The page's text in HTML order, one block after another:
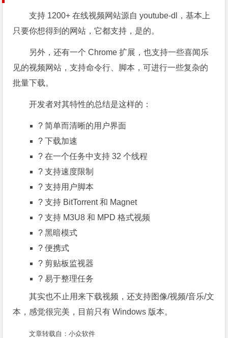
支持 1200+ 在线视频网站源自 youtube-dl，基本上
只要你想得到的网站，它都支持，是的。
另外，还有一个 Chrome 扩展，也支持一些喜闻乐
见的视频网站，支持命令行、脚本，可进行一些复杂的
批量下载。
开发者对其特性的总结是这样的：
? 简单而清晰的用户界面
? 下载加速
? 在一个任务中支持 32 个线程
? 支持速度限制
? 支持用户脚本
? 支持 BitTorrent 和 Magnet
?️ 支持 M3U8 和 MPD 格式视频
? 黑暗模式
? 便携式
? 剪贴板监视器
?️ 易于整理任务
其实也不止用来下载视频，还支持图像/视频/音乐/文
本，感觉很完美，目前只有 Windows 版本。
文章转载自：小众软件